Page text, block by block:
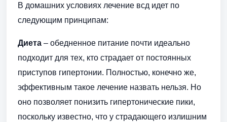
В домашних условиях лечение всд идет по
следующим принципам:
Диета – обедненное питание почти идеально
подходит для тех, кто страдает от постоянных
приступов гипертонии. Полностью, конечно же,
эффективным такое лечение назвать нельзя. Но
оно позволяет понизить гипертонические пики,
поскольку известно, что у страдающего излишним